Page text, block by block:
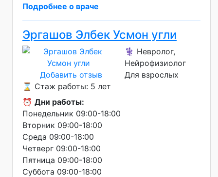
Подробнее о враче
Эргашов Элбек Усмон угли
Добавить отзыв
⚕️ Невролог,
Нейрофизиолог
Для взрослых
⌛ Стаж работы: 5 лет
⏰ Дни работы:
Понедельник 09:00-18:00
Вторник 09:00-18:00
Среда 09:00-18:00
Четверг 09:00-18:00
Пятница 09:00-18:00
Суббота 09:00-18:00